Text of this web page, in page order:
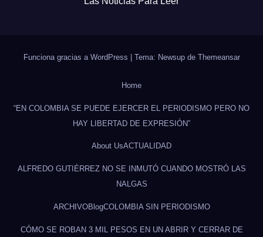
Funciona gracias a WordPress | Tema: Newsup de Themeansar
Home
“EN COLOMBIA SE PUEDE EJERCER EL PERIODISMO PERO NO
HAY LIBERTAD DE EXPRESIÓN”
About UsACTUALIDAD
ALFREDO GUTIÉRREZ NO SE INMUTÓ CUANDO MOSTRÓ LAS
NALGAS
ARCHIVOBlogCOLOMBIA SIN PERIODISMO
CÓMO SE ROBAN 3 MIL PESOS EN UN ABRIR Y CERRAR DE